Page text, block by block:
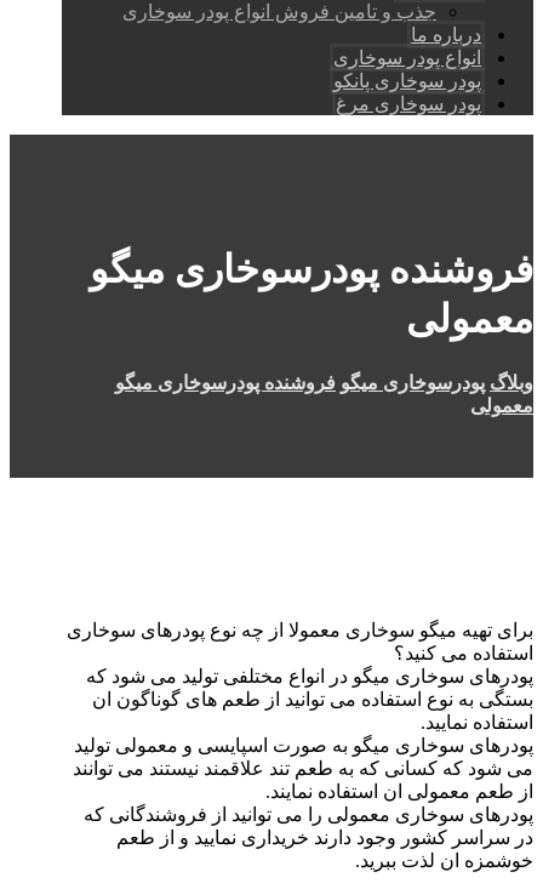
جذب و تامین فروش انواع پودر سوخاری
درباره ما
انواع پودر سوخاری
پودر سوخاری پانکو
پودر سوخاری مرغ
فروشنده پودرسوخاری میگو
معمولی
وبلاگ پودرسوخاری میگو فروشنده پودرسوخاری میگو
معمولی
برای تهیه میگو سوخاری معمولا از چه نوع پودرهای سوخاری
استفاده می کنید؟
پودرهای سوخاری میگو در انواع مختلفی تولید می شود که
بستگی به نوع استفاده می توانید از طعم های گوناگون ان
استفاده نمایید.
پودرهای سوخاری میگو به صورت اسپایسی و معمولی تولید
می شود که کسانی که به طعم تند علاقمند نیستند می توانند
از طعم معمولی ان استفاده نمایند.
پودرهای سوخاری معمولی را می توانید از فروشندگانی که
در سراسر کشور وجود دارند خریداری نمایید و از طعم
خوشمزه ان لذت ببرید.